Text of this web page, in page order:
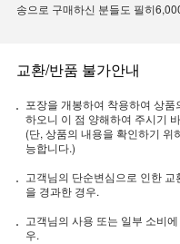
송으로 구매하신 분들도 필히
교환/반품 불가안내
포장을 개봉하여 착용하여 상
하오니 이 점 양해하여 주시기
(단, 상품의 내용을 확인하기
능합니다.)
고객님의 단순변심으로 인한
을 경과한 경우.
고객님의 사용 또는 일부 소비
우.